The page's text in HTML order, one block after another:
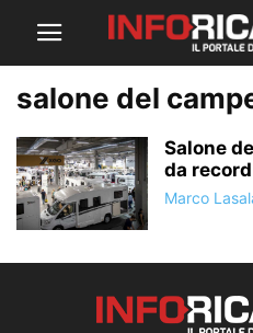
salone del
Salone
da record
Marco